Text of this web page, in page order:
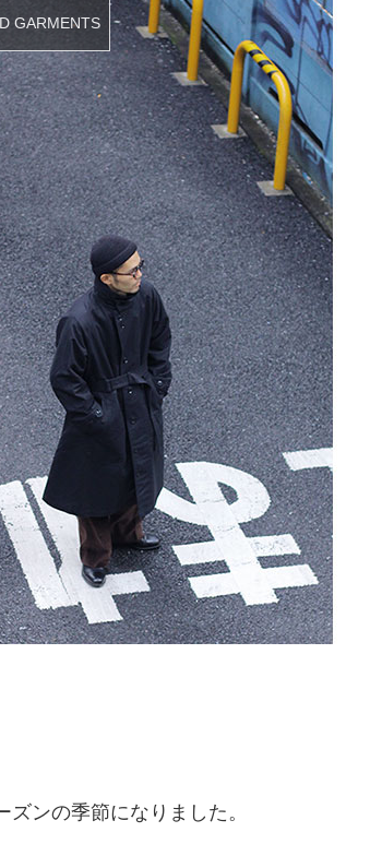
GARMENTS
ンの季節になりました。